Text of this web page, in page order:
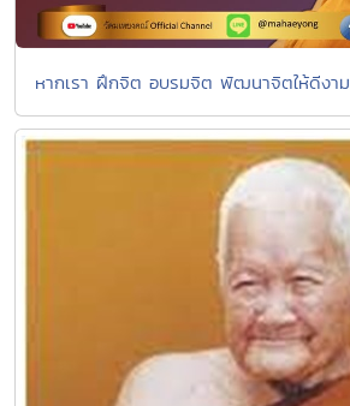
หากเรา ฝึกจิต อบรมจิต พัฒนาจิตให้ดีงาม